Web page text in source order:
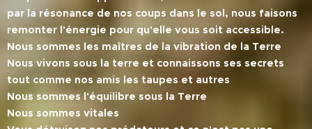
par la résonance de nos coups dans le sol, nous faisons
remonter l'énergie pour qu'elle vous soit accessible.
Nous sommes les maîtres de la vibration de la Terre
Nous vivons sous la terre et connaissons ses secrets
tout comme nos amis les taupes et autres
Nous sommes l'équilibre sous la Terre
Nous sommes vitales